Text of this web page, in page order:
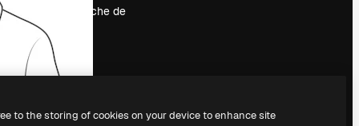
À la recherche de
magnific.ai
to the storing of cookies on your device to enhance site